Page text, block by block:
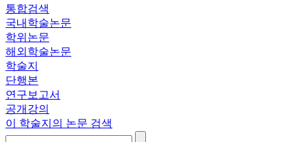
통합검색
국내학술논문
학위논문
해외학술논문
학술지
단행본
연구보고서
공개강의
이 학술지의 논문 검색